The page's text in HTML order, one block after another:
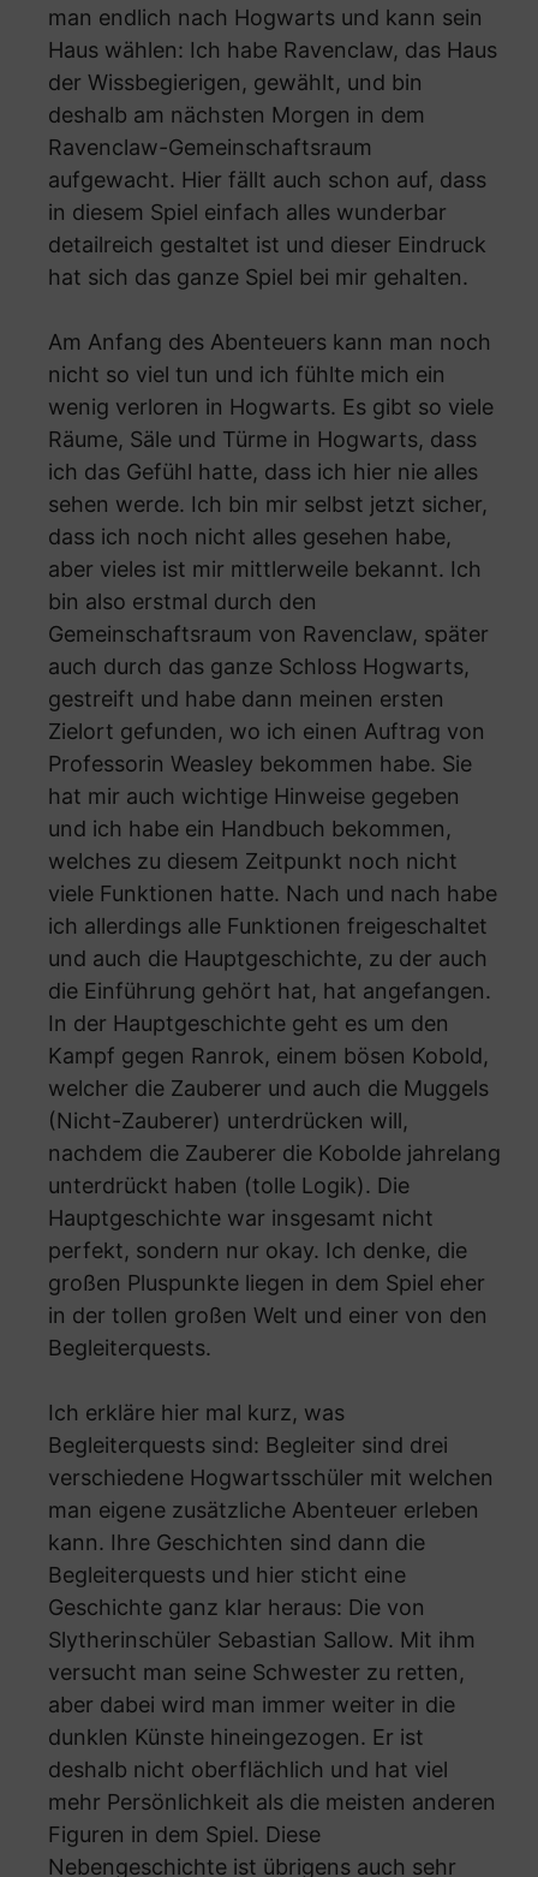
man endlich nach Hogwarts und kann sein
Haus wählen: Ich habe Ravenclaw, das Haus
der Wissbegierigen, gewählt, und bin
deshalb am nächsten Morgen in dem
Ravenclaw-Gemeinschaftsraum
aufgewacht. Hier fällt auch schon auf, dass
in diesem Spiel einfach alles wunderbar
detailreich gestaltet ist und dieser Eindruck
hat sich das ganze Spiel bei mir gehalten.
Am Anfang des Abenteuers kann man noch
nicht so viel tun und ich fühlte mich ein
wenig verloren in Hogwarts. Es gibt so viele
Räume, Säle und Türme in Hogwarts, dass
ich das Gefühl hatte, dass ich hier nie alles
sehen werde. Ich bin mir selbst jetzt sicher,
dass ich noch nicht alles gesehen habe,
aber vieles ist mir mittlerweile bekannt. Ich
bin also erstmal durch den
Gemeinschaftsraum von Ravenclaw, später
auch durch das ganze Schloss Hogwarts,
gestreift und habe dann meinen ersten
Zielort gefunden, wo ich einen Auftrag von
Professorin Weasley bekommen habe. Sie
hat mir auch wichtige Hinweise gegeben
und ich habe ein Handbuch bekommen,
welches zu diesem Zeitpunkt noch nicht
viele Funktionen hatte. Nach und nach habe
ich allerdings alle Funktionen freigeschaltet
und auch die Hauptgeschichte, zu der auch
die Einführung gehört hat, hat angefangen.
In der Hauptgeschichte geht es um den
Kampf gegen Ranrok, einem bösen Kobold,
welcher die Zauberer und auch die Muggels
(Nicht-Zauberer) unterdrücken will,
nachdem die Zauberer die Kobolde jahrelang
unterdrückt haben (tolle Logik). Die
Hauptgeschichte war insgesamt nicht
perfekt, sondern nur okay. Ich denke, die
großen Pluspunkte liegen in dem Spiel eher
in der tollen großen Welt und einer von den
Begleiterquests.
Ich erkläre hier mal kurz, was
Begleiterquests sind: Begleiter sind drei
verschiedene Hogwartsschüler mit welchen
man eigene zusätzliche Abenteuer erleben
kann. Ihre Geschichten sind dann die
Begleiterquests und hier sticht eine
Geschichte ganz klar heraus: Die von
Slytherinschüler Sebastian Sallow. Mit ihm
versucht man seine Schwester zu retten,
aber dabei wird man immer weiter in die
dunklen Künste hineingezogen. Er ist
deshalb nicht oberflächlich und hat viel
mehr Persönlichkeit als die meisten anderen
Figuren in dem Spiel. Diese
Nebengeschichte ist übrigens auch sehr